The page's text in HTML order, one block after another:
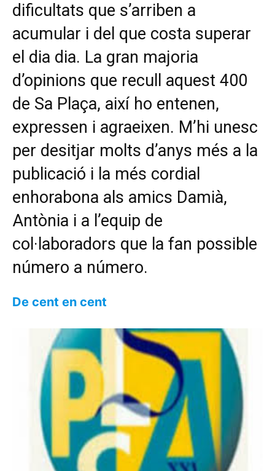
dificultats que s’arriben a
acumular i del que costa superar
el dia dia. La gran majoria
d’opinions que recull aquest 400
de Sa Plaça, així ho entenen,
expressen i agraeixen. M’hi unesc
per desitjar molts d’anys més a la
publicació i la més cordial
enhorabona als amics Damià,
Antònia i a l’equip de
col·laboradors que la fan possible
número a número.
De cent en cent